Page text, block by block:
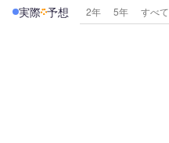
実際 予想 2年 5年 すべて